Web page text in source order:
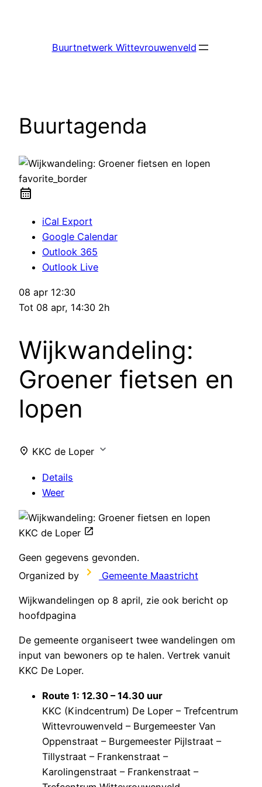
Buurtnetwerk Wittevrouwenveld
Buurtagenda
favorite_border
iCal Export
Google Calendar
Outlook 365
Outlook Live
08 apr 12:30
Tot 08 apr, 14:30 2h
Wijkwandeling:
Groener fietsen en
lopen
KKC de Loper
Details
Weer
KKC de Loper
Geen gegevens gevonden.
Organized by
Gemeente Maastricht
Wijkwandelingen op 8 april, zie ook bericht op
hoofdpagina
De gemeente organiseert twee wandelingen om
input van bewoners op te halen. Vertrek vanuit
KKC De Loper.
Route 1: 12.30 – 14.30 uur
KKC (Kindcentrum) De Loper – Trefcentrum
Wittevrouwenveld – Burgemeester Van
Oppenstraat – Burgemeester Pijlstraat –
Tillystraat – Frankenstraat –
Karolingenstraat – Frankenstraat –